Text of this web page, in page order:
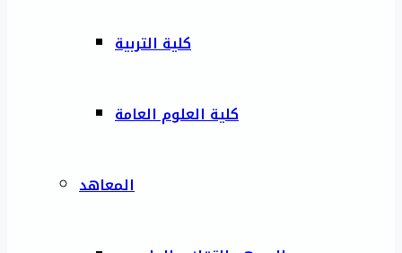
كلية التربية
كلية العلوم العامة
المعاهد